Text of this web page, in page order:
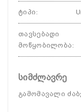
ტიპი:
თავსებადი
მოწყობილობა:
სიმძლავრე
გამომავალი